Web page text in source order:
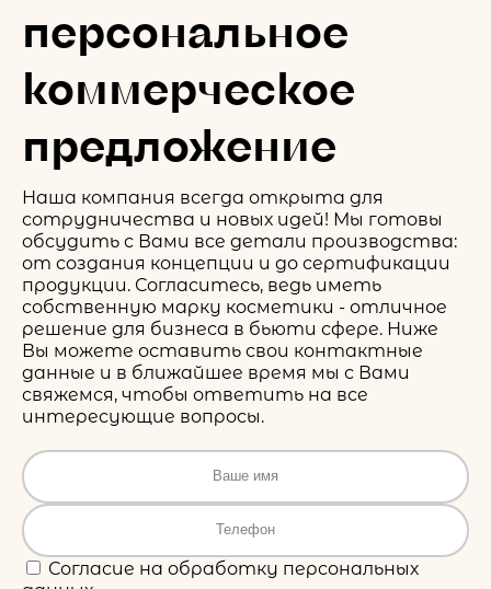
персональное
коммерческое
предложение
Наша компания всегда открыта для
сотрудничества и новых идей! Мы готовы
обсудить с Вами все детали производства:
от создания концепции и до сертификации
продукции. Согласитесь, ведь иметь
собственную марку косметики - отличное
решение для бизнеса в бьюти сфере. Ниже
Вы можете оставить свои контактные
данные и в ближайшее время мы с Вами
свяжемся, чтобы ответить на все
интересующие вопросы.
Согласие на обработку персональных